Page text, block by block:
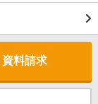
資料請求